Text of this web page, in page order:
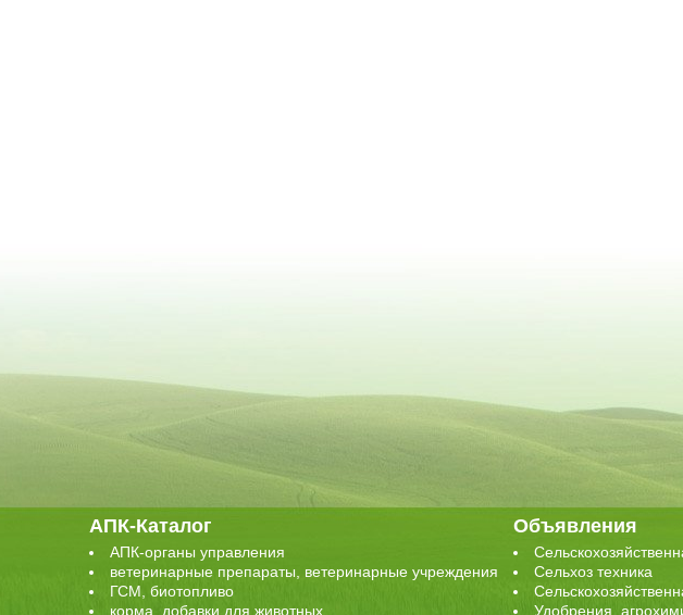
АПК-Каталог
АПК-органы управления
ветеринарные препараты, ветеринарные учреждения
ГСМ, биотопливо
корма, добавки для животных
Объявления
Сельхоз техника
Удобрения,